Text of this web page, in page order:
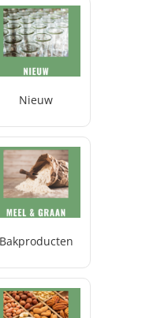
Nieuw
Bakproducten